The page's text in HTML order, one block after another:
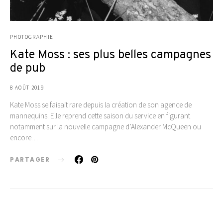
PHOTOGRAPHIE
Kate Moss : ses plus belles campagnes
de pub
8 AOÛT 2019
Kate Moss se faisait rare depuis la création de son agence de
mannequins. Elle reprend cette saison du service en figurant
notamment sur la nouvelle campagne d’Alexander McQueen ou
encore…
PARTAGER